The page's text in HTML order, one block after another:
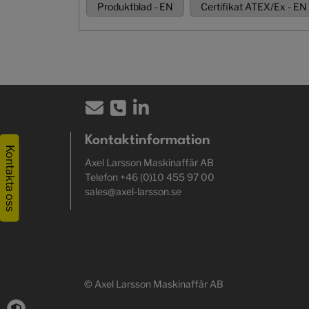
Produktblad - EN Certifikat ATEX/Ex - EN
Kontaktinformation
Axel Larsson Maskinaffär AB
Telefon +46 (0)10 455 97 00
sales@axel-larsson.se
© Axel Larsson Maskinaffär AB
Kontakta oss